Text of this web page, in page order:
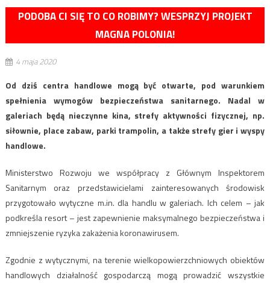
PODOBA CI SIĘ TO CO ROBIMY? WESPRZYJ PROJEKT
MAGNA POLONIA!
4 maja 2020
Od dziś centra handlowe mogą być otwarte, pod warunkiem
spełnienia wymogów bezpieczeństwa sanitarnego. Nadal w
galeriach będą nieczynne kina, strefy aktywności fizycznej, np.
siłownie, place zabaw, parki trampolin, a także strefy gier i wyspy
handlowe.
Ministerstwo Rozwoju we współpracy z Głównym Inspektorem
Sanitarnym oraz przedstawicielami zainteresowanych środowisk
przygotowało wytyczne m.in. dla handlu w galeriach. Ich celem – jak
podkreśla resort – jest zapewnienie maksymalnego bezpieczeństwa i
zmniejszenie ryzyka zakażenia koronawirusem.
Zgodnie z wytycznymi, na terenie wielkopowierzchniowych obiektów
handlowych działalność gospodarczą mogą prowadzić wszystkie